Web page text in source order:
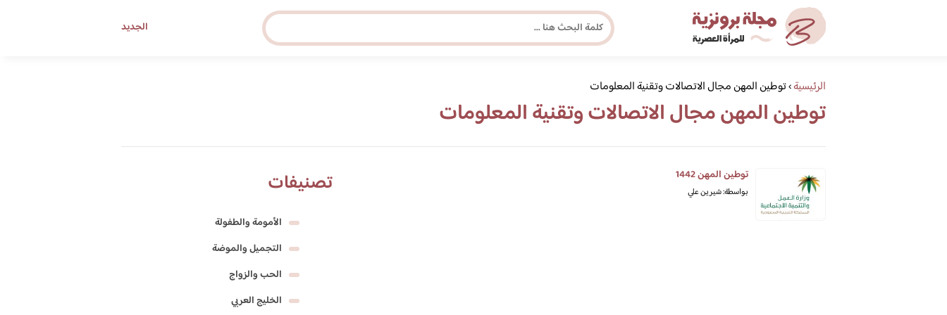
الجديد
ابحث عن أي موضوع يهمك
الرئيسية›توطين المهن مجال الاتصالات وتقنية المعلومات
توطين المهن مجال الاتصالات وتقنية المعلومات
توطين المهن 1442
بواسطة: شيرين علي تصنيفات
الأمومة والطفولة
التجميل والموضة
الحب والزواج
الخليج العربي